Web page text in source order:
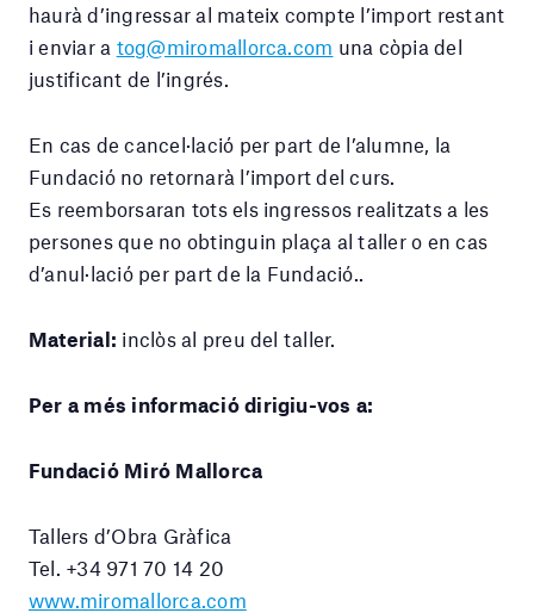
haurà d’ingressar al mateix compte l’import restant
i enviar a tog@miromallorca.com una còpia del
justificant de l’ingrés.
En cas de cancel·lació per part de l’alumne, la
Fundació no retornarà l’import del curs.
Es reemborsaran tots els ingressos realitzats a les
persones que no obtinguin plaça al taller o en cas
d’anul·lació per part de la Fundació..
Material: inclòs al preu del taller.
Per a més informació dirigiu-vos a:
Fundació Miró Mallorca
Tallers d’Obra Gràfica
Tel. +34 971 70 14 20
www.miromallorca.com